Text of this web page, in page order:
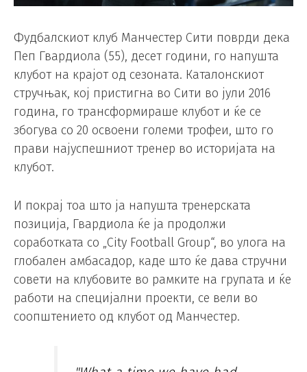
Фудбалскиот клуб Манчестер Сити поврди дека
Пеп Гвардиола (55), десет години, го напушта
клубот на крајот од сезоната. Каталонскиот
стручњак, кој пристигна во Сити во јули 2016
година, го трансформираше клубот и ќе се
збогува со 20 освоени големи трофеи, што го
прави најуспешниот тренер во историјата на
клубот.
И покрај тоа што ја напушта тренерската
позиција, Гвардиола ќе ја продолжи
соработката со „City Football Group“, во улога на
глобален амбасадор, каде што ќе дава стручни
совети на клубовите во рамките на групата и ќе
работи на специјални проекти, се вели во
соопштението од клубот од Манчестер.